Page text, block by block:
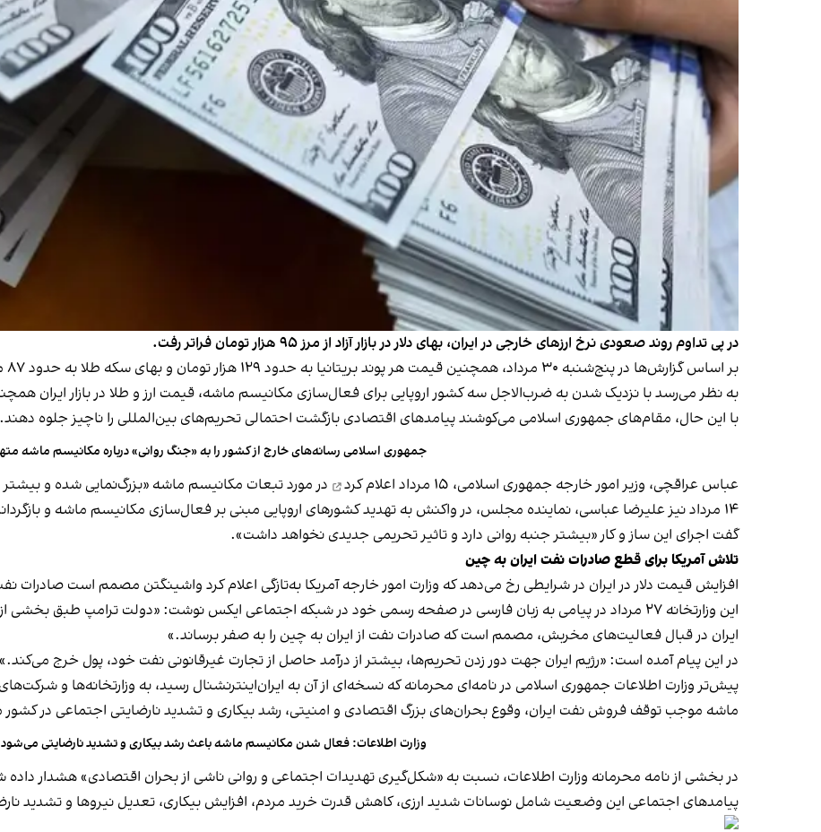
در پی تداوم روند صعودی نرخ ارزهای خارجی در ایران، بهای دلار در بازار آزاد از مرز ۹۵ هزار تومان فراتر رفت.
بر اساس گزارش‌ها در پنج‌شنبه ۳۰ مرداد، همچنین قیمت هر پوند بریتانیا به حدود ۱۲۹ هزار تومان و بهای سکه طلا به حدود ۸۷ میلیون تومان رسیده است.
به نظر می‌رسد با نزدیک شدن به ضرب‌الاجل سه کشور اروپایی برای فعال‌سازی مکانیسم ماشه، قیمت ارز و طلا در بازار ایران
با این حال، مقام‌های جمهوری اسلامی می‌کوشند پیامدهای اقتصادی بازگشت احتمالی تحریم‌های بین‌المللی را ناچیز جلوه دهند.
جمهوری اسلامی رسانه‌های خارج از کشور را به «جنگ روانی» درباره مکانیسم ماشه
عباس عراقچی، وزیر امور خارجه جمهوری اسلامی، ۱۵ مرداد اعلام کرد
در مورد تبعات مکانیسم ماشه «بزرگ‌نمایی شده و
۱۴ مرداد نیز علیرضا عباسی، نماینده مجلس، در واکنش به تهدید کشورهای اروپایی مبنی بر فعال‌سازی مکانیسم ماشه و
گفت اجرای این ساز و کار «بیشتر جنبه روانی دارد و تاثیر تحریمی جدیدی نخواهد داشت».
تلاش آمریکا برای قطع صادرات نفت ایران به چین
افزایش قیمت دلار در ایران در شرایطی رخ می‌دهد که وزارت امور خارجه آمریکا به‌تازگی اعلام کرد واشینگتن مصمم است صادرات
این وزارتخانه ۲۷ مرداد در پیامی به زبان فارسی در صفحه رسمی خود در شبکه اجتماعی ایکس نوشت: «دولت ترامپ طبق بخشی
ایران در قبال فعالیت‌های مخربش، مصمم است که صادرات نفت از ایران به چین را به صفر برساند.»
در این پیام آمده است: «رژیم ایران جهت دور زدن تحریم‌ها، بیشتر از درآمد حاصل از تجارت غیرقانونی نفت خود، پول خرج می‌کند.»
پیش‌تر وزارت اطلاعات جمهوری اسلامی در نامه‌ای محرمانه که نسخه‌‌ای از آن به ایران‌اینترنشنال رسید، به وزارتخانه‌ها و
ماشه موجب توقف فروش نفت ایران، وقوع بحران‌های بزرگ اقتصادی و امنیتی، رشد بیکاری و تشدید نارضایتی اجتماعی در
وزارت اطلاعات: فعال شدن مکانیسم ماشه باعث رشد بیکاری و تشدید نارضایتی می‌شود
در بخشی از نامه محرمانه وزارت اطلاعات، نسبت به «شکل‌گیری تهدیدات اجتماعی و روانی ناشی از بحران اقتصادی» هشدار
پیامدهای اجتماعی این وضعیت شامل نوسانات شدید ارزی، کاهش قدرت خرید مردم، افزایش بیکاری، تعدیل نیروها و تشدید